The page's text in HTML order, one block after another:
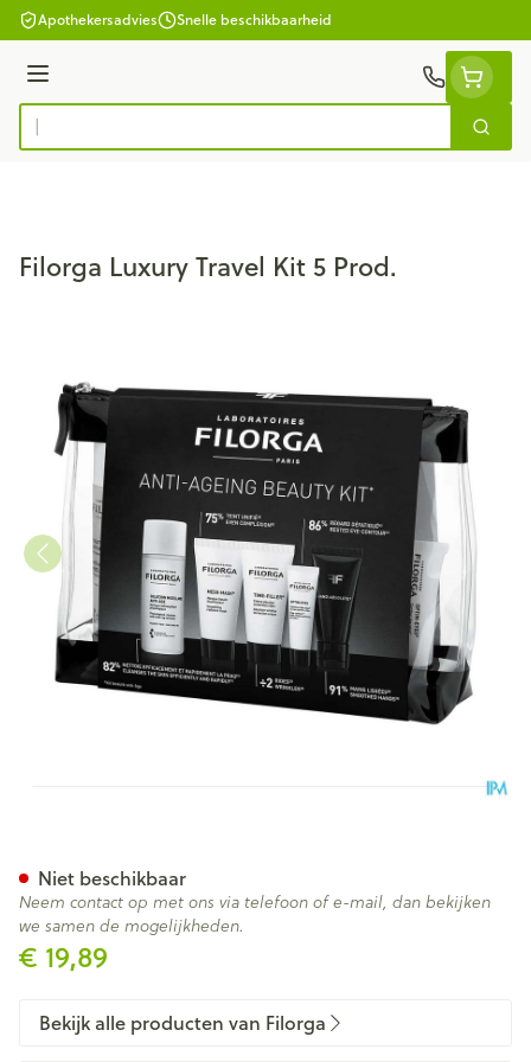
Ga naar de inhoud
Apothekersadvies Snelle beschikbaarheid
Menu
Product, merk, categorie...
Zoek
Filorga Luxury Travel Kit 5 Prod.
€ 19,89
Niet beschikbaar
Neem contact op met ons via telefoon of e-mail, dan bekijken
we samen de mogelijkheden.
Bekijk alle producten van Filorga